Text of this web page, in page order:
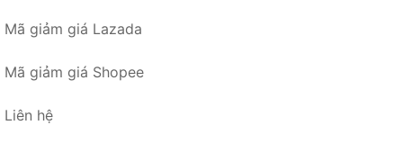
Mã giảm giá Lazada
Mã giảm giá Shopee
Liên hệ